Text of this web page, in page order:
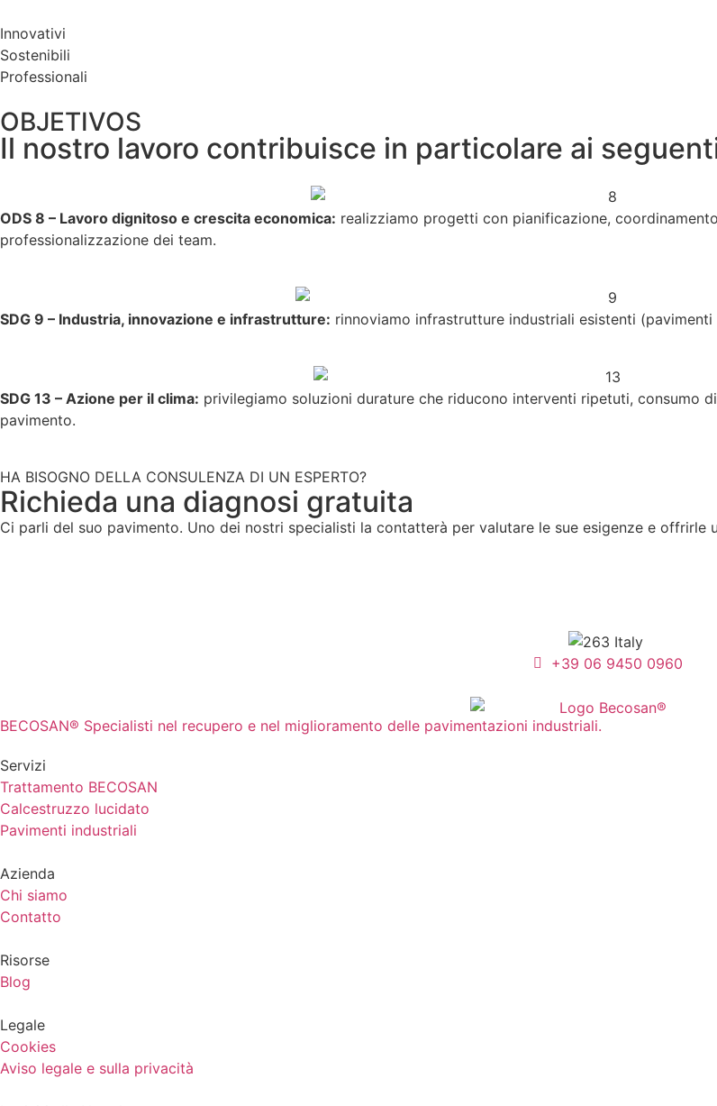
Innovativi
Sostenibili
Professionali
OBJETIVOS
Il nostro lavoro contribuisce in particolare ai
ODS 8 – Lavoro dignitoso e crescita economica: realizziamo progetti con pianificazione,
professionalizzazione dei team.
SDG 9 – Industria, innovazione e infrastrutture: rinnoviamo infrastrutture industriali esistenti
SDG 13 – Azione per il clima: privilegiamo soluzioni durature che riducono interventi ripetuti, consumo
pavimento.
HA BISOGNO DELLA CONSULENZA DI UN ESPERTO?
Richieda una diagnosi gratuita
Ci parli del suo pavimento. Uno dei nostri specialisti la contatterà per valutare le sue esigenze e offrirle
+39 06 9450 0960
BECOSAN® Specialisti nel recupero e nel miglioramento delle pavimentazioni industriali.
Servizi
Trattamento BECOSAN
Calcestruzzo lucidato
Pavimenti industriali
Azienda
Chi siamo
Contatto
Risorse
Blog
Legale
Cookies
Aviso legale e sulla privacità